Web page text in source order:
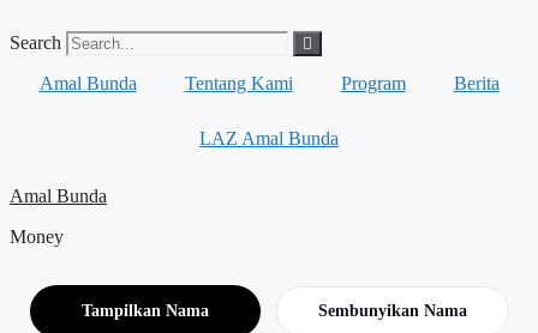
to
Search
Amal Bunda
Tentang Kami Program Berita
LAZ Amal Bunda
Amal Bunda
Money
Tampilkan Nama Sembunyikan Nama